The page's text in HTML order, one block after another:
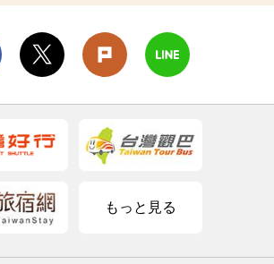
もっと見る